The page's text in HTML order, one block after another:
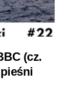
(cz.